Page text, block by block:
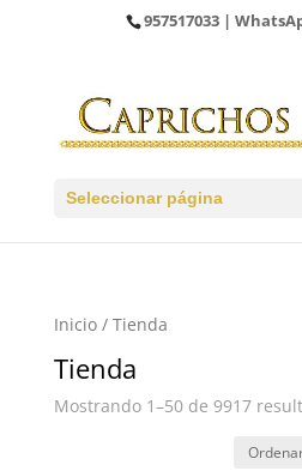
957517033 |
Seleccionar página
Inicio/ Tienda
Tienda
Mostrando 1–50 de 9917